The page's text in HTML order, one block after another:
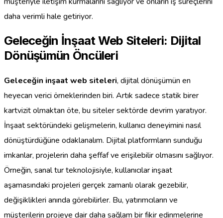
daha verimli hale getiriyor.
Geleceğin İnşaat Web Siteleri: Dijital
Dönüşümün Öncüleri
Geleceğin inşaat web siteleri, dijital dönüşümün en
heyecan verici örneklerinden biri. Artık sadece statik birer
kartvizit olmaktan öte, bu siteler sektörde devrim yaratıyor.
İnşaat sektöründeki gelişmelerin, kullanıcı deneyimini nasıl
dönüştürdüğüne odaklanalım. Dijital platformların sunduğu
imkanlar, projelerin daha şeffaf ve erişilebilir olmasını sağlıyor.
Örneğin, sanal tur teknolojisiyle, kullanıcılar inşaat
aşamasındaki projeleri gerçek zamanlı olarak gezebilir,
değişiklikleri anında görebilirler. Bu, yatırımcıların ve
müşterilerin projeye dair daha sağlam bir fikir edinmelerine